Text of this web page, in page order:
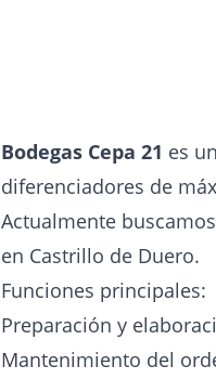
Bodegas Cepa 21 es
diferenciadores de
Actualmente
en Castrillo de Duero.
Funciones principales:
Preparación y
Mantenimiento del